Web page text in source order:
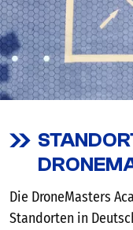
Die DroneMasters
Standorten in